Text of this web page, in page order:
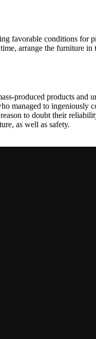
favorable conditions for
arrange the furniture
produced products and
managed to ingeniously
to doubt their
as well as safety.